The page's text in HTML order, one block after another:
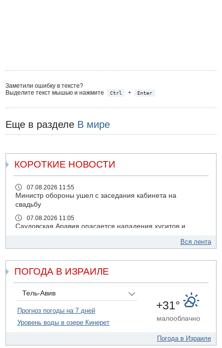
Заметили ошибку в тексте?
Выделите текст мышью и нажмите
Ctrl + Enter
Еще в разделе В мире
КОРОТКИЕ НОВОСТИ
07.08.2026 11:55
Министр обороны ушел с заседания кабинета на
свадьбу
07.08.2026 11:05
Саудовская Аравия опасается нападения хуситов и
07.08.2026 08:29
07.08.2026 08:29
Стрельба в школе Таиланда
07.08.2026 06:47
Недалеко от Бейт-Шемеша погиб велосипедист
07.08.2026 06:24
Саудовская Аравия сообщает о нападении хуситов
И еще иранские агенты
Вся лента
ПОГОДА В ИЗРАИЛЕ
Тель-Авив
Прогноз погоды на 7 дней
Уровень воды в озере Кинерет
+31°
малооблачно
Погода в Израиле